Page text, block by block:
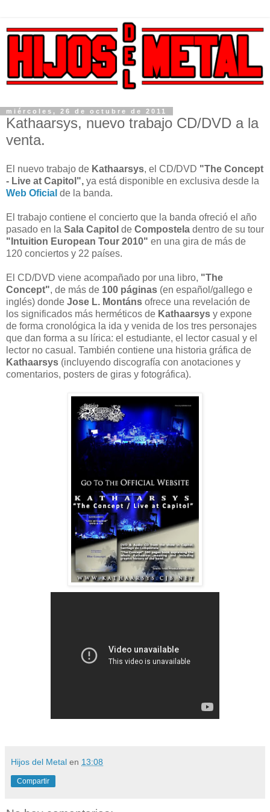
miércoles, 26 de octubre de 2011
Kathaarsys, nuevo trabajo CD/DVD a la
venta.
El nuevo trabajo de Kathaarsys, el CD/DVD "The Concept
- Live at Capitol", ya está disponible en exclusiva desde la
Web Oficial de la banda.
El trabajo contiene el concierto que la banda ofreció el año
pasado en la Sala Capitol de Compostela dentro de su tour
"Intuition European Tour 2010" en una gira de más de
120 conciertos y 22 países.
El CD/DVD viene acompañado por una libro, "The
Concept", de más de 100 páginas (en español/gallego e
inglés) donde Jose L. Montáns ofrece una revelación de
los significados más herméticos de Kathaarsys y expone
de forma cronológica la ida y venida de los tres personajes
que dan forma a su lírica: el estudiante, el lector casual y el
lector no casual. También contiene una historia gráfica de
Kathaarsys (incluyendo discografía con anotaciones y
comentarios, posters de giras y fotográfica).
Hijos del Metal en 13:08
Compartir